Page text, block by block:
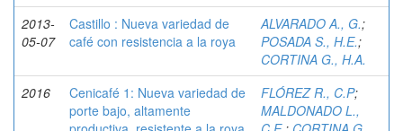
2013-
05-07
Castillo : Nueva variedad de
café con resistencia a la roya
ALVARADO A., G.;
POSADA S., H.E.;
CORTINA G., H.A.
2016
Cenicafé 1: Nueva variedad de
porte bajo, altamente
FLÓREZ R., C.P;
MALDONADO L.,